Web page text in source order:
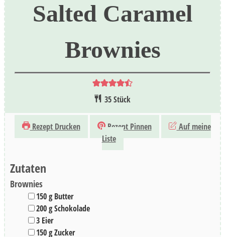
Salted Caramel
Brownies
35Stück
Rezept Drucken Rezept Pinnen
Auf meine
Liste
Zutaten
Brownies
▢
150g Butter
▢
200gSchokolade
▢
3 Eier
▢
150gZucker